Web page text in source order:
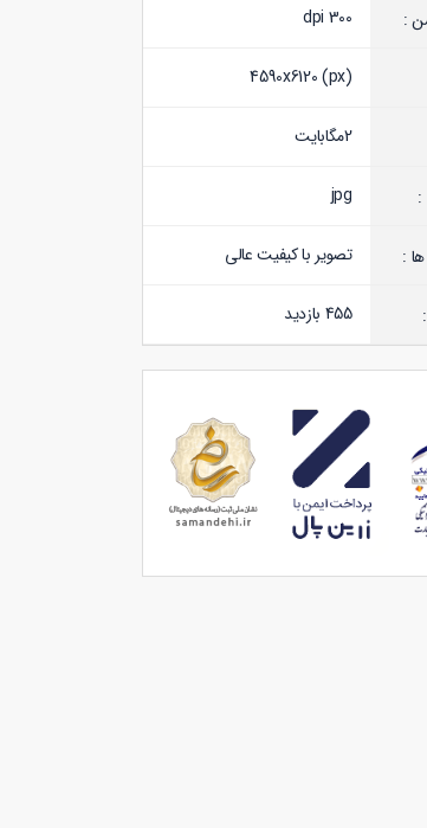
:
300 dpi
4590x6120 (px)
2مگابایت
:
jpg
: تصویر با کیفیت عالی
455 بازدید